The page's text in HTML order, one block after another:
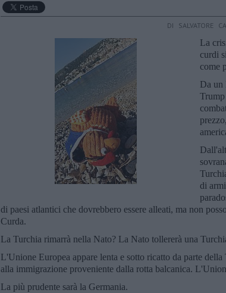
DI SALVATORE
La
curdi
come
Da un
di
di paesi atlantici che dovrebbero essere alleati, ma non
Curda.
La Turchia rimarrà nella Nato? La Nato tollererà una
L'Unione Europea appare lenta e sotto ricatto da parte
alla immigrazione proveniente dalla rotta balcanica.
La più prudente sarà la Germania.